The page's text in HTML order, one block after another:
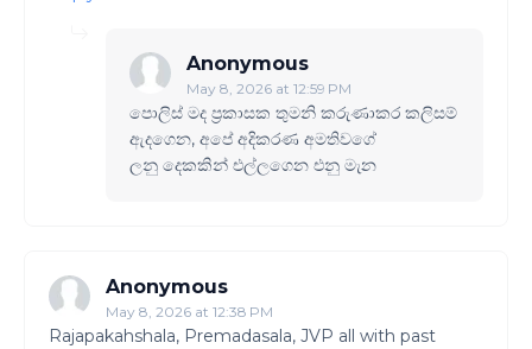
Anonymous
May 8, 2026 at 12:59 PM
පොලිස් මද ප්‍රකාසක තුමනි කරුණාකර කලිසම්
ඇදගෙන, අපේ අදිකරණ අමතිවගේ
ලනු දෙකකින් එල්ලගෙන එනු මැන
Anonymous
May 8, 2026 at 12:38 PM
Rajapakahshala, Premadasala, JVP all with past